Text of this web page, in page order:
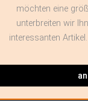
möchten eine
unterbreiten wir
interessanten